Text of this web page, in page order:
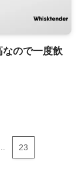
ので一度飲
23